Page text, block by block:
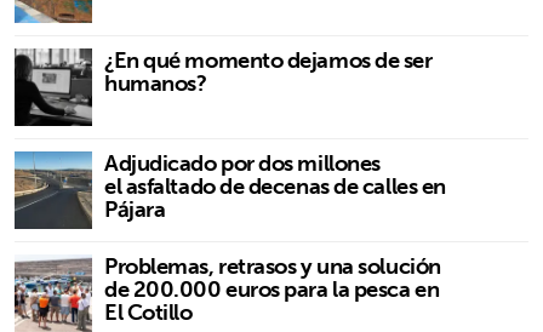
¿En qué momento dejamos de ser
humanos?
Adjudicado por dos millones
el asfaltado de decenas de calles en
Pájara
Problemas, retrasos y una solución
de 200.000 euros para la pesca en
El Cotillo